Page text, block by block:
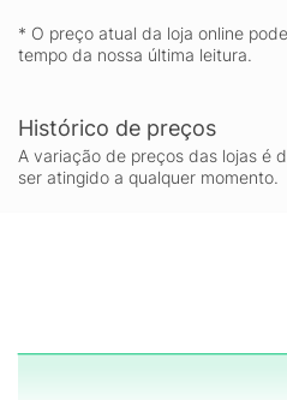
* O preço atual da loja online
tempo da nossa última leitura.
Histórico de preços
A variação de preços das lojas é
ser atingido a qualquer momento.